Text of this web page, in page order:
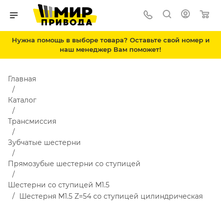
Нужна помощь в выборе товара? Оставьте свой номер и
наш менеджер Вам поможет!
Главная
Каталог
Трансмиссия
Зубчатые шестерни
Прямозубые шестерни со ступицей
Шестерни со ступицей М1.5
Шестерня M1.5 Z=54 со ступицей цилиндрическая